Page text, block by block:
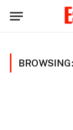
BROWSING: